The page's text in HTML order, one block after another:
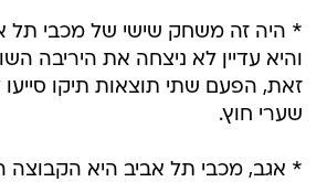
* היה זה משחק שישי של מכבי תל
והיא עדיין לא ניצחה את היריבה
זאת, הפעם שתי תוצאות תיקו
שערי חוץ.
* אגב, מכבי תל אביב היא הקבוצה